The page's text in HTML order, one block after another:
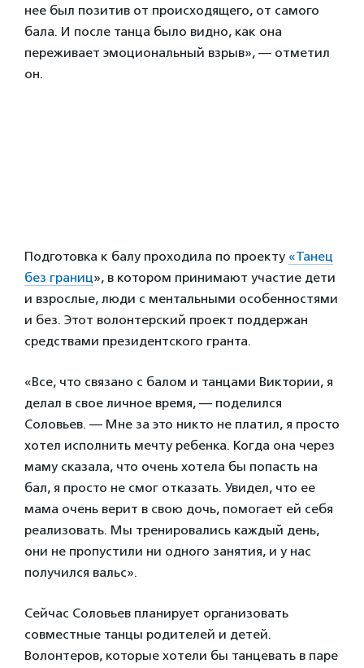
нее был позитив от происходящего, от самого
бала. И после танца было видно, как она
переживает эмоциональный взрыв», — отметил
он.
Подготовка к балу проходила по проекту «Танец
без границ», в котором принимают участие дети
и взрослые, люди с ментальными особенностями
и без. Этот волонтерский проект поддержан
средствами президентского гранта.
«Все, что связано с балом и танцами Виктории, я
делал в свое личное время, — поделился
Соловьев. — Мне за это никто не платил, я просто
хотел исполнить мечту ребенка. Когда она через
маму сказала, что очень хотела бы попасть на
бал, я просто не смог отказать. Увидел, что ее
мама очень верит в свою дочь, помогает ей себя
реализовать. Мы тренировались каждый день,
они не пропустили ни одного занятия, и у нас
получился вальс».
Сейчас Соловьев планирует организовать
совместные танцы родителей и детей.
Волонтеров, которые хотели бы танцевать в паре